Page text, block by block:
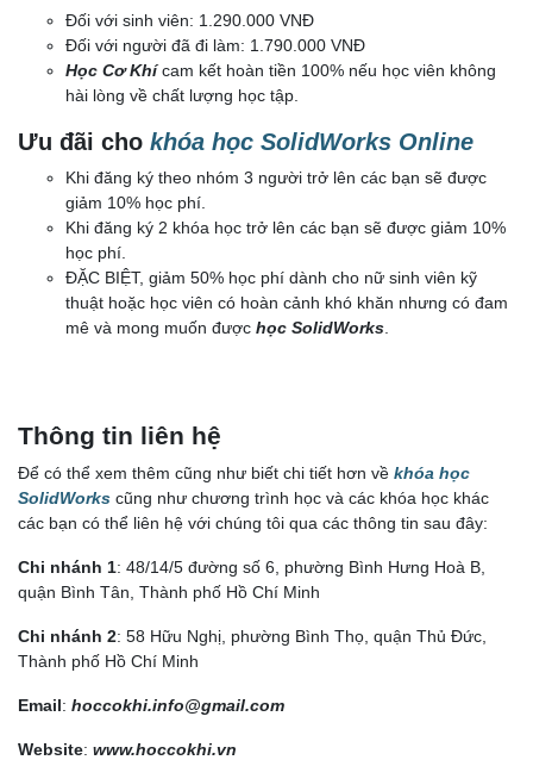
Đối với sinh viên: 1.290.000 VNĐ
Đối với người đã đi làm: 1.790.000 VNĐ
Học Cơ Khícam kết hoàn tiền 100% nếu học viên không
hài lòng về chất lượng học tập.
Ưu đãi cho khóa học SolidWorks Online
Khi đăng ký theo nhóm 3 người trở lên các bạn sẽ được
giảm 10% học phí.
Khi đăng ký 2 khóa học trở lên các bạn sẽ được giảm 10%
học phí.
ĐẶC BIỆT, giảm 50% học phí dành cho nữ sinh viên kỹ
thuật hoặc học viên có hoàn cảnh khó khăn nhưng có đam
mê và mong muốn được học SolidWorks.
Thông tin liên hệ
Để có thể xem thêm cũng như biết chi tiết hơn về khóa học
SolidWorks cũng như chương trình học và các khóa học khác
các bạn có thể liên hệ với chúng tôi qua các thông tin sau đây:
Chi nhánh 1: 48/14/5 đường số 6, phường Bình Hưng Hoà B,
quận Bình Tân, Thành phố Hồ Chí Minh
Chi nhánh 2: 58 Hữu Nghị, phường Bình Thọ, quận Thủ Đức,
Thành phố Hồ Chí Minh
Email: hoccokhi.info@gmail.com
Website: www.hoccokhi.vn